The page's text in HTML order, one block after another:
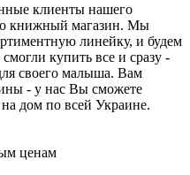
клиенты нашего
книжный магазин. Мы
линейку, и будем
купить все и сразу -
своего малыша. Вам
- у нас Вы сможете
дом по всей Украине.
ценам